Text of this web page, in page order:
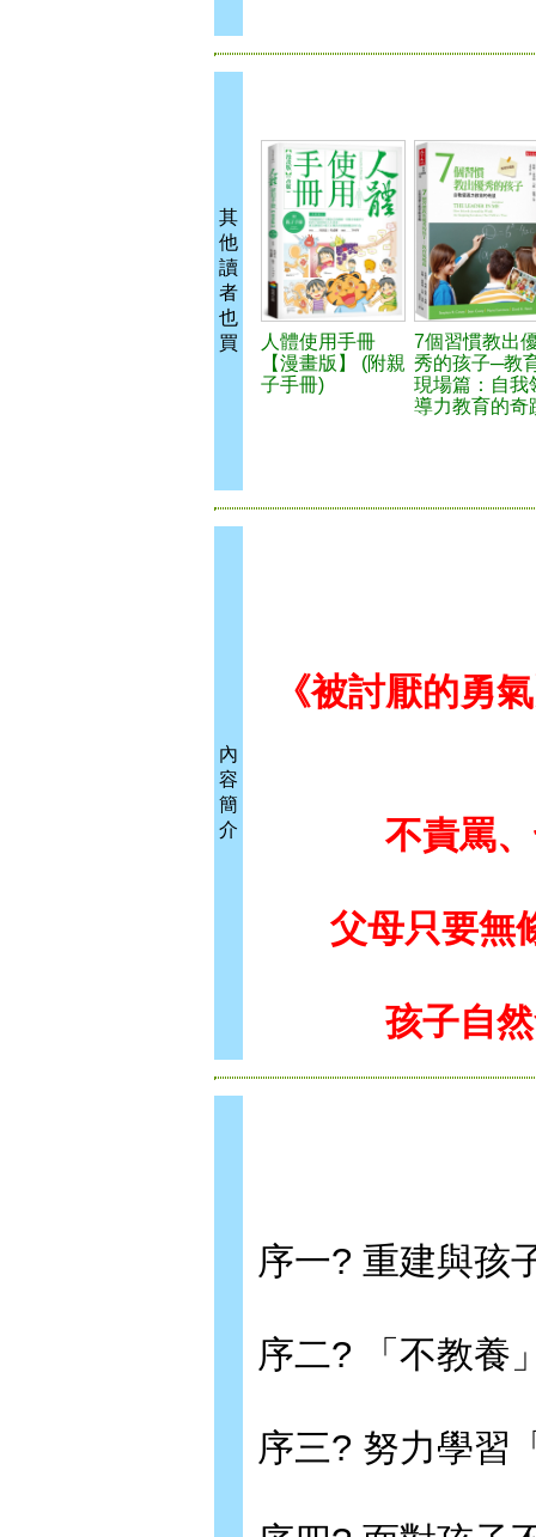
其
他
讀
者
也
買
人體使用手冊
【漫畫版】 (附親
子手冊)
7個習慣教出
秀的孩子─教
現場篇：自我
導力教育的奇
內
容
簡
介
《被討厭的勇
不責罵
父母只要無
孩子自
序一? 重建與孩
序二? 「不教養
序三? 努力學習